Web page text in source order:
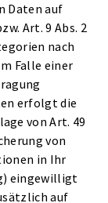
Daten auf
Art. 9 Abs. 2
nach
Falle einer
erfolgt die
von Art. 49
von
in Ihr
eingewilligt
auf